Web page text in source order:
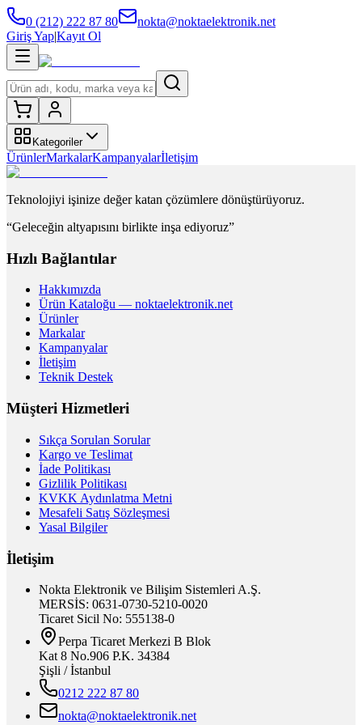
0 (212) 222 87 80
nokta@noktaelektronik.net
Giriş Yap|Kayıt Ol
Kategoriler
ÜrünlerMarkalarKampanyalarİletişim
Teknolojiyi işinize değer katan çözümlere dönüştürüyoruz.
“Geleceğin altyapısını birlikte inşa ediyoruz”
Hızlı Bağlantılar
Hakkımızda
Ürün Kataloğu — noktaelektronik.net
Ürünler
Markalar
Kampanyalar
İletişim
Teknik Destek
Müşteri Hizmetleri
Sıkça Sorulan Sorular
Kargo ve Teslimat
İade Politikası
Gizlilik Politikası
KVKK Aydınlatma Metni
Mesafeli Satış Sözleşmesi
Yasal Bilgiler
İletişim
Nokta Elektronik ve Bilişim Sistemleri A.Ş.
MERSİS: 0631-0730-5210-0020
Ticaret Sicil No: 555138-0
Perpa Ticaret Merkezi B Blok
Kat 8 No.906 P.K. 34384
Şişli / İstanbul
0212 222 87 80
nokta@noktaelektronik.net